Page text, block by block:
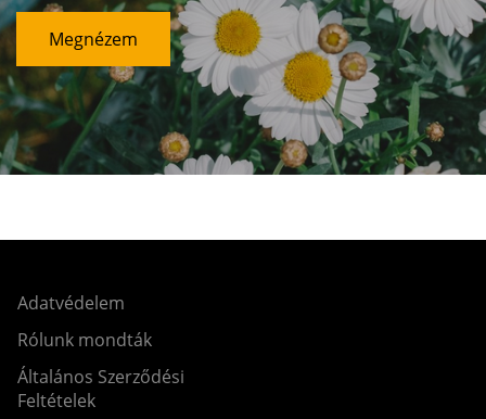
Megnézem
Adatvédelem
Rólunk mondták
Általános Szerződési
Feltételek